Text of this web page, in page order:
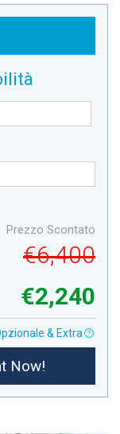
Prezzo Scontato
€6,400
€2,240
& Extra
Now!